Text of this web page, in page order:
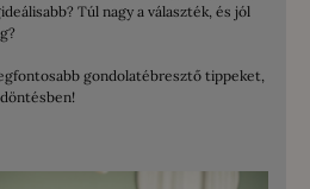
Túl nagy a választék, és jól
gondolatébresztő tippeket,
döntésben!